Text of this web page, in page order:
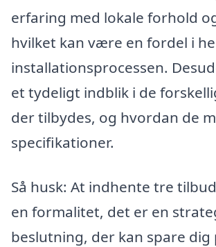
erfaring med lokale forhold
hvilket kan være en fordel i
installationsprocessen.
et tydeligt indblik i de
der tilbydes, og hvordan de
specifikationer.
Så husk: At indhente tre
en formalitet, det er en
beslutning, der kan spare dig